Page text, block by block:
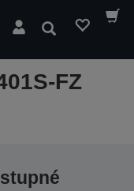
Hledat
FZ